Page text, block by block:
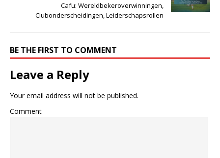
Cafu: Wereldbekeroverwinningen,
Clubonderscheidingen, Leiderschapsrollen
BE THE FIRST TO COMMENT
Leave a Reply
Your email address will not be published.
Comment